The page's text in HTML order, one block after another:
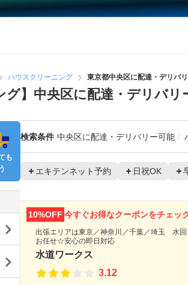
ハウスクリーニング 東京都中央区に配達・デリバ
グ】中央区に配達・デリバ
検索条件 中央区に配達・デリバリー可能
エキテンネット予約 日祝OK
10%OFF 今すぐお得なクーポンをチェッ
出張エリアは東京／神奈川／千葉／埼玉 水回
お任せ☆安心の即日対応
水道ワークス
3.12
も